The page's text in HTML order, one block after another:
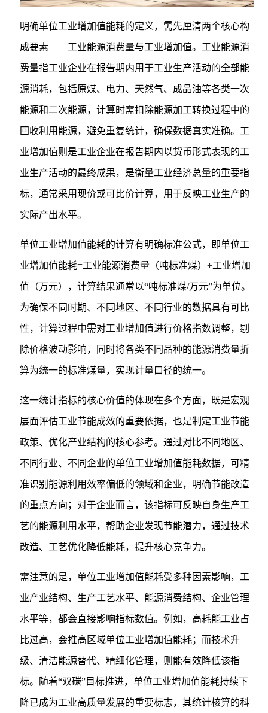
明确单位工业增加值能耗的定义，需先厘清两个核心构
成要素——工业能源消费量与工业增加值。工业能源消
费量指工业企业在报告期内用于工业生产活动的全部能
源消耗，包括原煤、电力、天然气、成品油等各类一次
能源和二次能源，计算时需扣除能源加工转换过程中的
回收利用能源，避免重复统计，确保数据真实准确。工
业增加值则是工业企业在报告期内以货币形式表现的工
业生产活动的最终成果，是衡量工业经济总量的重要指
标，通常采用现价或可比价计算，用于反映工业生产的
实际产出水平。
单位工业增加值能耗的计算有明确标准公式，即单位工
业增加值能耗=工业能源消费量（吨标准煤）÷工业增加
值（万元），计算结果通常以“吨标准煤/万元”为单位。
为确保不同时期、不同地区、不同行业的数据具有可比
性，计算过程中需对工业增加值进行价格指数调整，剔
除价格波动影响，同时将各类不同品种的能源消费量折
算为统一的标准煤量，实现计量口径的统一。
这一统计指标的核心价值的体现在多个方面，既是宏观
层面评估工业节能成效的重要依据，也是制定工业节能
政策、优化产业结构的核心参考。通过对比不同地区、
不同行业、不同企业的单位工业增加值能耗数据，可精
准识别能源利用效率偏低的领域和企业，明确节能改造
的重点方向；对于企业而言，该指标可反映自身生产工
艺的能源利用水平，帮助企业发现节能潜力，通过技术
改造、工艺优化降低能耗，提升核心竞争力。
需注意的是，单位工业增加值能耗受多种因素影响，工
业产业结构、生产工艺水平、能源消费结构、企业管理
水平等，都会直接影响指标数值。例如，高耗能工业占
比过高，会推高区域单位工业增加值能耗；而技术升
级、清洁能源替代、精细化管理，则能有效降低该指
标。随着“双碳”目标推进，单位工业增加值能耗持续下
降已成为工业高质量发展的重要标志，其统计核算的科